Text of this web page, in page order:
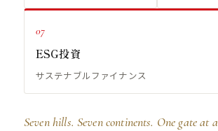
07
ESG投資
サステナブルファイナンス
Seven hills. Seven continents. One gate at